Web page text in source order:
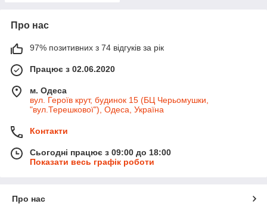
Про нас
97% позитивних з 74 відгуків за рік
Працює з 02.06.2020
м. Одеса
вул. Героїв крут, будинок 15 (БЦ Черьомушки,
"вул.Терешкової"), Одеса, Україна
Контакти
Сьогодні працює з 09:00 до 18:00
Показати весь графік роботи
Про нас